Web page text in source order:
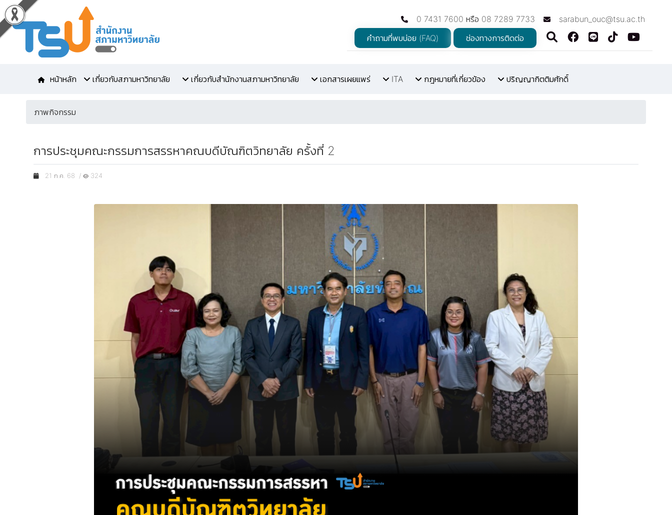
0 7431 7600 หรือ 08 7289 7733
sarabun_ouc@tsu.ac.th
คำถามที่พบบ่อย (FAQ)
ช่องทางการติดต่อ
หน้าหลัก เกี่ยวกับสภามหาวิทยาลัย เกี่ยวกับสำนักงานสภามหาวิทยาลัย เอกสารเผยแพร่ ITA กฎหมายที่เกี่ยวข้อง ปริญญากิตติมศักดิ์
ภาพกิจกรรม
การประชุมคณะกรรมการสรรหาคณบดีบัณฑิตวิทยาลัย ครั้งที่ 2
21 ก.ค. 68 / 324